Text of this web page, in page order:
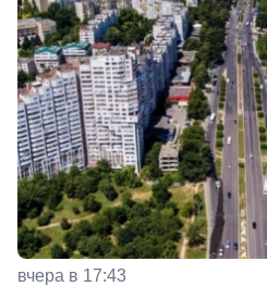
вчера в 17:43